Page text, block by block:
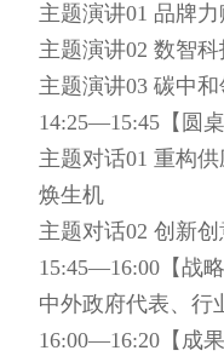
主题演讲01 品牌
主题演讲02 数智
主题演讲03 碳中
14:25—15:45【圆桌
主题对话01 重构
焕生机
主题对话02 创新
15:45—16:00【战略
中外政府代表、行
16:00—16:20【成果